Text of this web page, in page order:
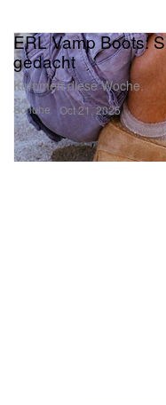
Schuhe
ERL Vamp Boots:
gedacht
Kommen diese Woche.
Oct 21, 2025